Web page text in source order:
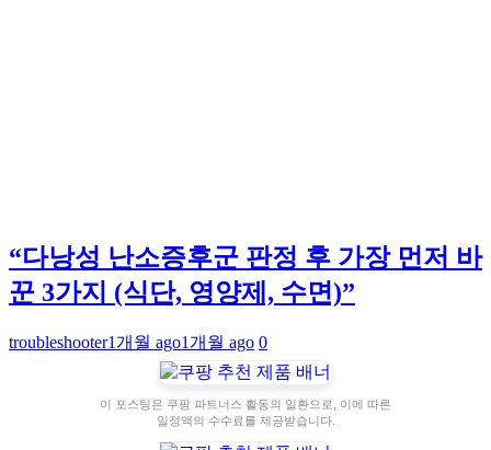
“다낭성 난소증후군 판정 후 가장 먼저 바
꾼 3가지 (식단, 영양제, 수면)”
troubleshooter1개월 ago1개월 ago 0
이 포스팅은 쿠팡 파트너스 활동의 일환으로, 이에 따른
일정액의 수수료를 제공받습니다.